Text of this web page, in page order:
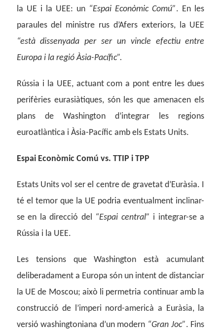
la UE i la UEE: un “Espai Econòmic Comú”. En les
paraules del ministre rus d’Afers exteriors, la UEE
“està dissenyada per ser un vincle efectiu entre
Europa i la regió Àsia-Pacífic”.
Rússia i la UEE, actuant com a pont entre les dues
perifèries eurasiàtiques, són les que amenacen els
plans de Washington d’integrar les regions
euroatlàntica i Àsia-Pacífic amb els Estats Units.
Espai Econòmic Comú vs. TTIP i TPP
Estats Units vol ser el centre de gravetat d’Euràsia. I
té el temor que la UE podria eventualment inclinar-
se en la direcció del “Espai central” i integrar-se a
Rússia i la UEE.
Les tensions que Washington està acumulant
deliberadament a Europa són un intent de distanciar
la UE de Moscou; això li permetria continuar amb la
construcció de l’imperi nord-americà a Euràsia, la
versió washingtoniana d’un modern “Gran Joc”. Fins